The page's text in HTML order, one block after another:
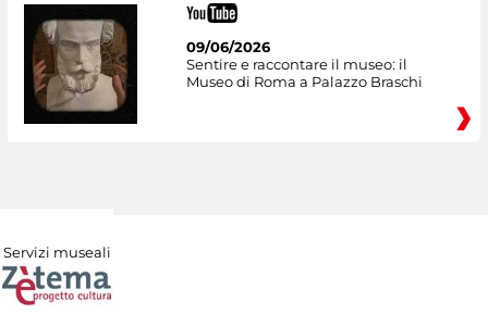
09/06/2026
Sentire e raccontare il museo: il
Museo di Roma a Palazzo Braschi
Servizi museali